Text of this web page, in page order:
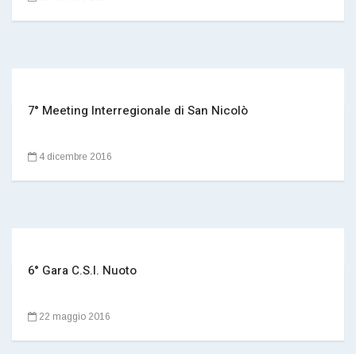
7° Meeting Interregionale di San Nicolò
4 dicembre 2016
6° Gara C.S.I. Nuoto
22 maggio 2016